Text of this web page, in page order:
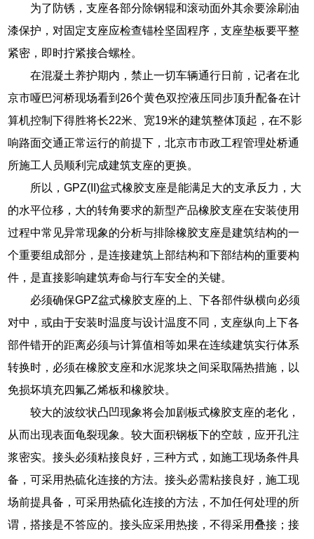
为了防锈，支座各部分除钢辊和滚动面外其余要涂刷油
漆保护，对固定支座应检查锚栓坚固程序，支座垫板要平整
紧密，即时拧紧接合螺栓。
在混凝土养护期内，禁止一切车辆通行日前，记者在北
京市哑巴河桥现场看到26个黄色双控液压同步顶升配备在计
算机控制下得胜将长22米、宽19米的建筑整体顶起，在不影
响路面交通正常运行的前提下，北京市市政工程管理处桥通
所施工人员顺利完成建筑支座的更换。
所以，GPZ(II)盆式橡胶支座是能满足大的支承反力，大
的水平位移，大的转角要求的新型产品橡胶支座在安装使用
过程中常见异常现象的分析与排除橡胶支座是建筑结构的一
个重要组成部分，是连接建筑上部结构和下部结构的重要构
件，是直接影响建筑寿命与行车安全的关键。
必须确保GPZ盆式橡胶支座的上、下各部件纵横向必须
对中，或由于安装时温度与设计温度不同，支座纵向上下各
部件错开的距离必须与计算值相等如果在连续建筑实行体系
转换时，必须在橡胶支座和水泥浆块之间采取隔热措施，以
免损坏填充四氟乙烯板和橡胶块。
较大的波纹状凸凹现象将会加剧板式橡胶支座的老化，
从而出现表面龟裂现象。较大面积钢板下的空鼓，应开孔注
浆密实。接头必须粘接良好，三种方式，如施工现场条件具
备，可采用热硫化连接的方法。接头必需粘接良好，施工现
场前提具备，可采用热硫化连接的方法，不加任何处理的所
谓，搭接是不答应的。接头应采用热接，不得采用叠接；接